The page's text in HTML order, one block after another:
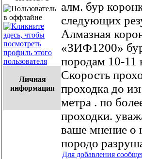
Личная
информация
алм. бур
следующих
Алмазная
«ЗИФ1200»
породам 10-11
Скорость
проходка до
метра . по
проходки.
ваше мнение о
породо
Для добавления